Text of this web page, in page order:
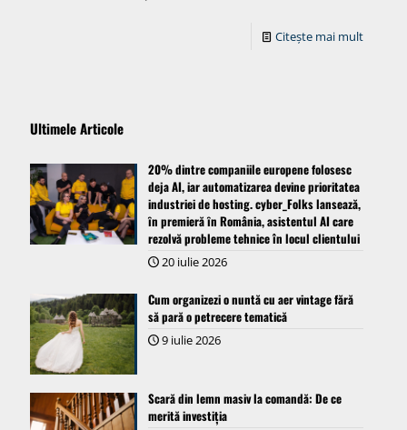
Citește mai mult
Ultimele Articole
20% dintre companiile europene folosesc
deja AI, iar automatizarea devine prioritatea
industriei de hosting. cyber_Folks lansează,
ȋn premieră ȋn România, asistentul AI care
rezolvă probleme tehnice în locul clientului
20 iulie 2026
Cum organizezi o nuntă cu aer vintage fără
să pară o petrecere tematică
9 iulie 2026
Scară din lemn masiv la comandă: De ce
merită investiția